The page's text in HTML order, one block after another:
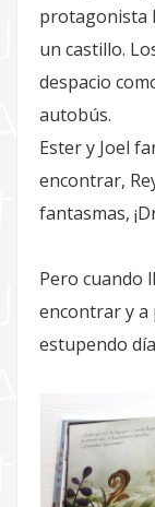
protagonista
un castillo.
despacio
autobús.
Ester y Joel
encontrar,
fantasmas,
Pero cuando
encontrar y a
estupendo